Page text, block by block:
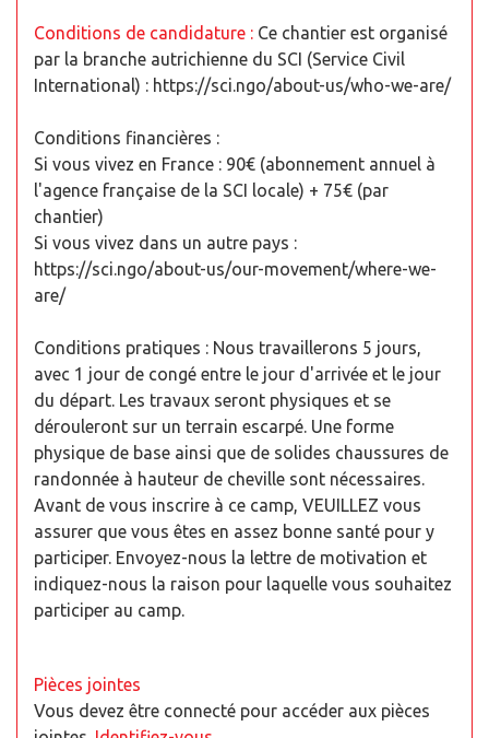
Conditions de candidature : Ce chantier est organisé
par la branche autrichienne du SCI (Service Civil
International) : https://sci.ngo/about-us/who-we-are/
Conditions financières :
Si vous vivez en France : 90€ (abonnement annuel à
l'agence française de la SCI locale) + 75€ (par
chantier)
Si vous vivez dans un autre pays :
https://sci.ngo/about-us/our-movement/where-we-
are/
Conditions pratiques : Nous travaillerons 5 jours,
avec 1 jour de congé entre le jour d'arrivée et le jour
du départ. Les travaux seront physiques et se
dérouleront sur un terrain escarpé. Une forme
physique de base ainsi que de solides chaussures de
randonnée à hauteur de cheville sont nécessaires.
Avant de vous inscrire à ce camp, VEUILLEZ vous
assurer que vous êtes en assez bonne santé pour y
participer. Envoyez-nous la lettre de motivation et
indiquez-nous la raison pour laquelle vous souhaitez
participer au camp.
Pièces jointes
Vous devez être connecté pour accéder aux pièces